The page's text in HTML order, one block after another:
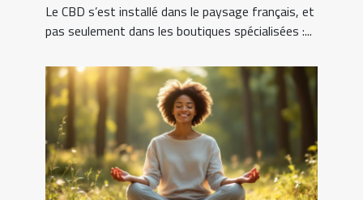
Le CBD s’est installé dans le paysage français, et
pas seulement dans les boutiques spécialisées :...